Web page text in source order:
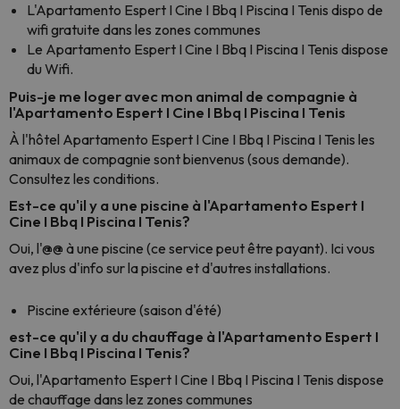
L'Apartamento Espert I Cine I Bbq I Piscina I Tenis dispo de
wifi gratuite dans les zones communes
Le Apartamento Espert I Cine I Bbq I Piscina I Tenis dispose
du Wifi.
Puis-je me loger avec mon animal de compagnie à
l'Apartamento Espert I Cine I Bbq I Piscina I Tenis
À l'hôtel Apartamento Espert I Cine I Bbq I Piscina I Tenis les
animaux de compagnie sont bienvenus (sous demande).
Consultez les conditions.
Est-ce qu'il y a une piscine à l'Apartamento Espert I
Cine I Bbq I Piscina I Tenis?
Oui, l'@@ à une piscine (ce service peut être payant). Ici vous
avez plus d'info sur la piscine et d'autres installations.
Piscine extérieure (saison d'été)
est-ce qu'il y a du chauffage à l'Apartamento Espert I
Cine I Bbq I Piscina I Tenis?
Oui, l'Apartamento Espert I Cine I Bbq I Piscina I Tenis dispose
de chauffage dans lez zones communes